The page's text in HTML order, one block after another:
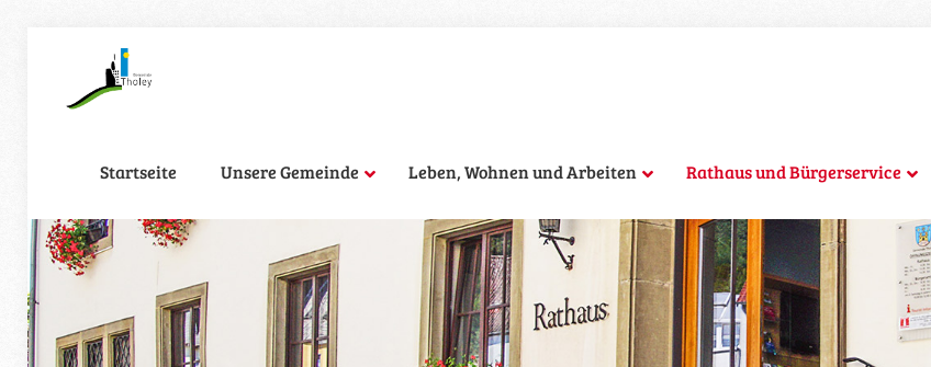
Startseite Unsere Gemeinde Leben, Wohnen und Arbeiten Rathaus und Bürgerservice